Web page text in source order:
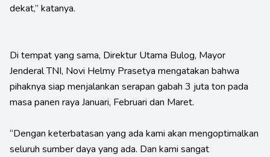
dekat,” katanya.
Di tempat yang sama, Direktur Utama Bulog, Mayor
Jenderal TNI, Novi Helmy Prasetya mengatakan bahwa
pihaknya siap menjalankan serapan gabah 3 juta ton pada
masa panen raya Januari, Februari dan Maret.
“Dengan keterbatasan yang ada kami akan mengoptimalkan
seluruh sumber daya yang ada. Dan kami sangat